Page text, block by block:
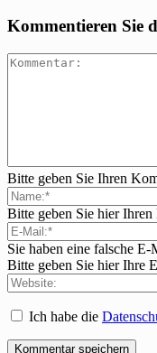
Kommentieren Sie
Bitte geben Sie Ihren
Bitte geben Sie hier Ihren
Sie haben eine falsche
Bitte geben Sie hier Ihre
Ich habe die